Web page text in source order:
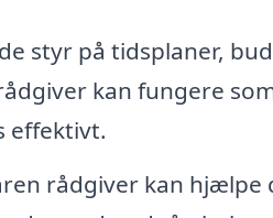
styr på tidsplaner,
kan fungere
effektivt.
rådgiver kan